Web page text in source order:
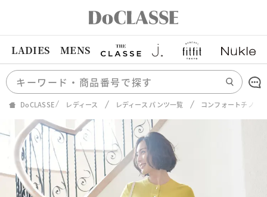
LADIES MENS
DoCLASSE レディース レディース パンツ一覧 コンフォートチノ・